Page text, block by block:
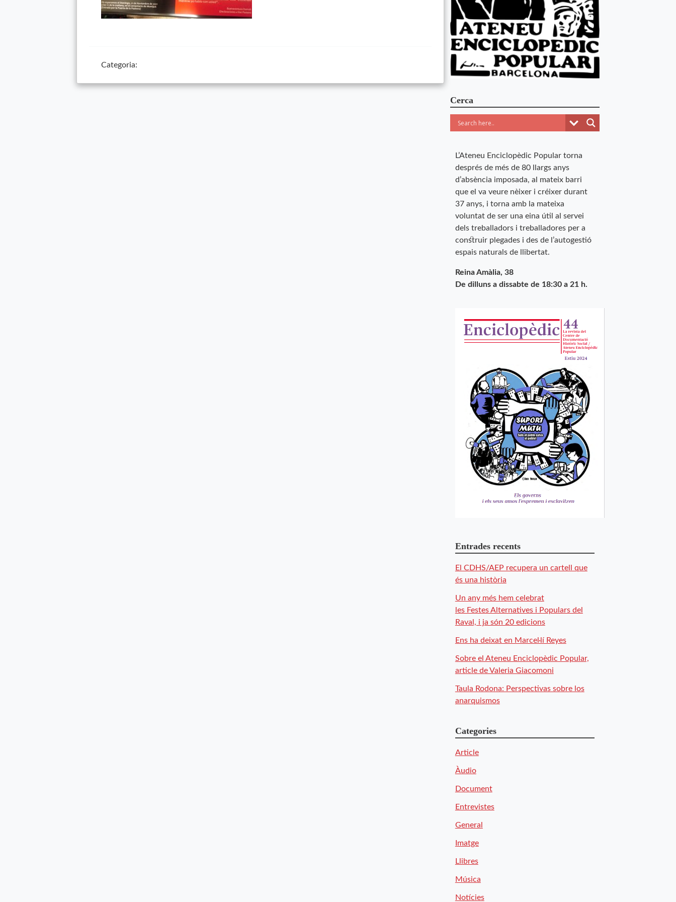
Categoria:
Cerca
L’Ateneu Enciclopèdic Popular torna
després de més de 80 llargs anys
d’absència imposada, al mateix barri
que el va veure nèixer i créixer durant
37 anys, i torna amb la mateixa
voluntat de ser una eina útil al servei
dels treballadors i treballadores per a
construir plegades i des de l’autogestió
espais naturals de llibertat.
Reina Amàlia, 38
De dilluns a dissabte de 18:30 a 21 h.
Entrades recents
El CDHS/AEP recupera un cartell que
és una història
Un any més hem celebrat
les Festes Alternatives i Populars del
Raval, i ja són 20 edicions
Ens ha deixat en Marcel·lí Reyes
Sobre el Ateneu Enciclopèdic Popular,
article de Valeria Giacomoni
Taula Rodona: Perspectivas sobre los
anarquismos
Categories
Article
Àudio
Document
Entrevistes
General
Imatge
Llibres
Música
Notícies